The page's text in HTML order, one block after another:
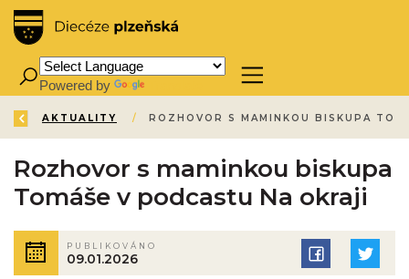
Powered by
ZPĚT
ÚVOD /
AKTUALITY /
Rozhovor s maminkou biskupa
Tomáše v podcastu Na okraji
PUBLIKOVÁNO
09.01.2026